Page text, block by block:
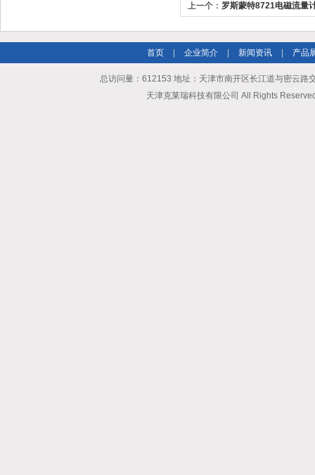
上一个： 罗斯蒙特8721电磁流量
首页 企业简介 新闻资讯 产品
总访问量：612153 地址：天津市南开区长江道与密云
天津克莱瑞科技有限公司 All Rights